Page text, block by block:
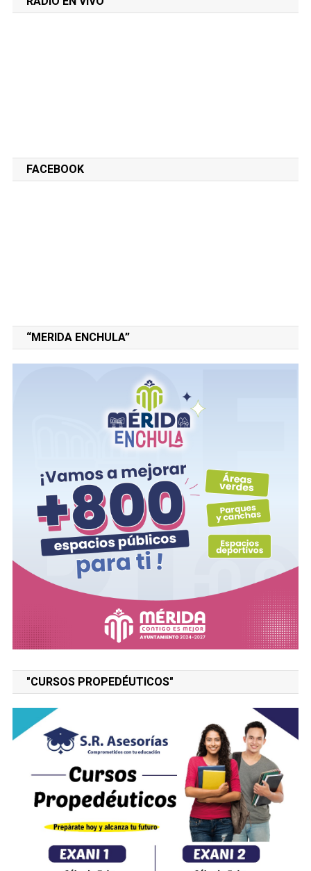
FACEBOOK
“MERIDA ENCHULA”
"CURSOS PROPEDÉUTICOS"